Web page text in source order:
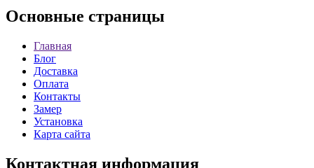
Основные страницы
Главная
Блог
Доставка
Оплата
Контакты
Замер
Установка
Карта сайта
Контактная информация